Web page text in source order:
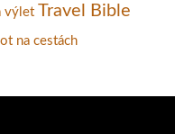
výlet Travel Bible
na cestách